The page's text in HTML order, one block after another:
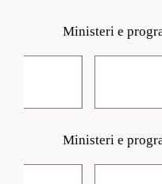
Ministeri e
Ministeri e